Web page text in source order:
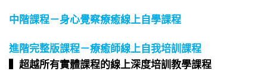
中階課程－身心覺察療癒線上自學課程
進階完整版課程－療癒師線上自我培訓課程
▍超越所有實體課程的線上深度培訓教學課程​